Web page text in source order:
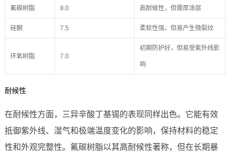
氟碳树脂 8.0 高耐候性，但需厚涂层
硅酮 7.5 柔软性强，但易产生微裂纹
环氧树脂 7.0
初期防护好，但易受紫外线影
响
耐候性
在耐候性方面，三异辛酸丁基锡的表现同样出色。它能有效
抵御紫外线、湿气和极端温度变化的影响，保持材料的稳定
性和外观完整性。氟碳树脂以其高耐候性著称，但在长期暴